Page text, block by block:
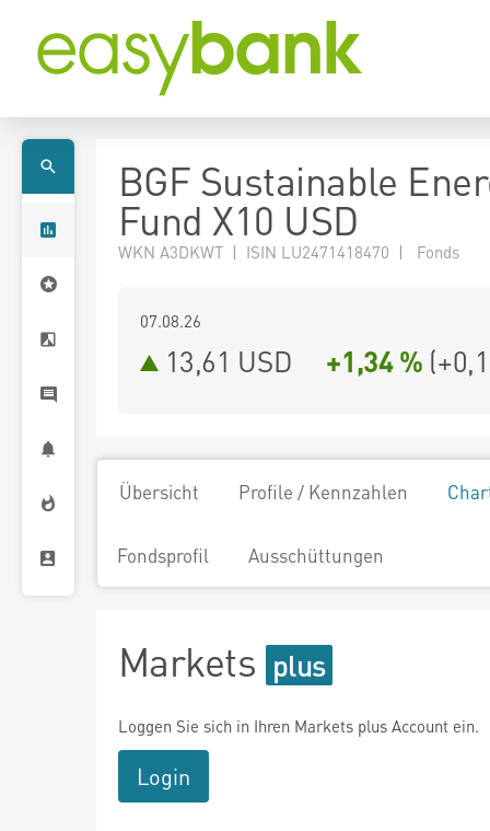
BGF Sustainable
Fund X10 USD
WKN A3DKWT | ISIN LU2471418470 | Fonds
07.08.26
13,61 USD +1,34 % (
Übersicht Profile / Kennzahlen
Fondsprofil Ausschüttungen
Markets
Loggen Sie sich in Ihren Markets plus Account ein.
Login